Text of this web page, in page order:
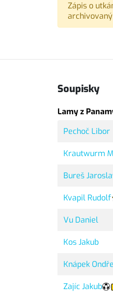
Zápis o
Soupisky
Lamy z
Pechoč Libor
Krautwurm
Bureš
Kvapil Rudolf
Vu Daniel
Kos Jakub
Knápek
Zajíc Jakub